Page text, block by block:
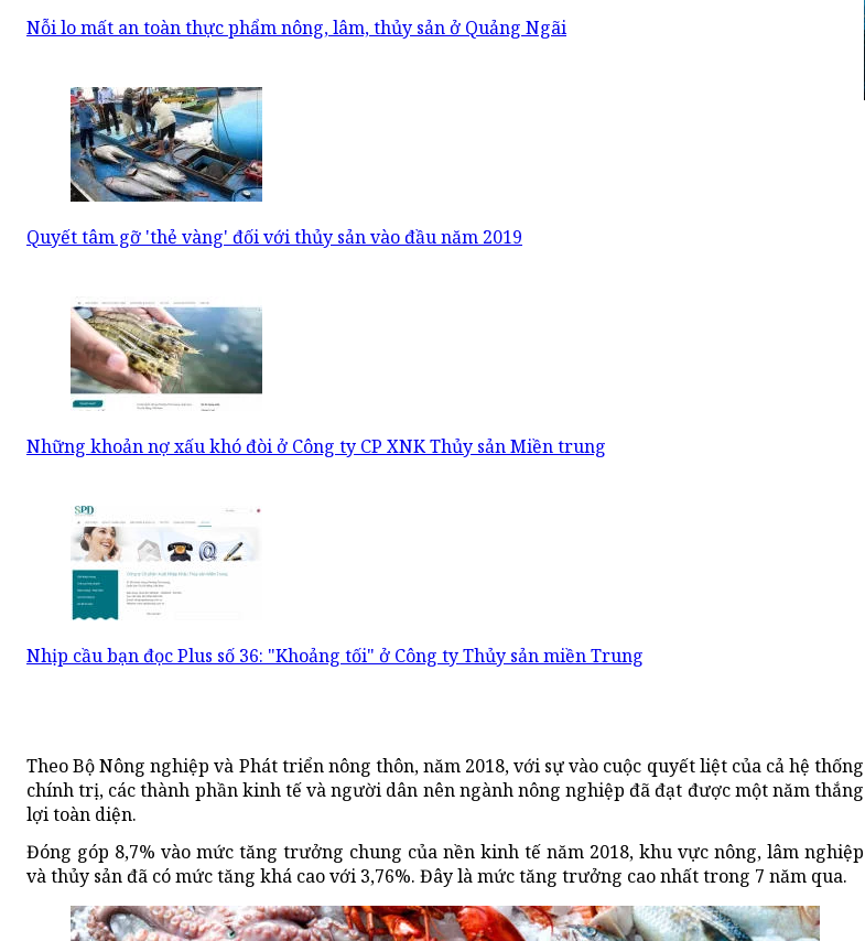
Nỗi lo mất an toàn thực phẩm nông, lâm, thủy sản ở Quảng Ngãi
Quyết tâm gỡ 'thẻ vàng' đối với thủy sản vào đầu năm 2019
Những khoản nợ xấu khó đòi ở Công ty CP XNK Thủy sản Miền trung
Nhịp cầu bạn đọc Plus số 36: "Khoảng tối" ở Công ty Thủy sản miền Trung
Theo Bộ Nông nghiệp và Phát triển nông thôn, năm 2018, với sự vào cuộc quyết liệt của cả hệ thống
chính trị, các thành phần kinh tế và người dân nên ngành nông nghiệp đã đạt được một năm thắng
lợi toàn diện.
Đóng góp 8,7% vào mức tăng trưởng chung của nền kinh tế năm 2018, khu vực nông, lâm nghiệp
và thủy sản đã có mức tăng khá cao với 3,76%. Đây là mức tăng trưởng cao nhất trong 7 năm qua.